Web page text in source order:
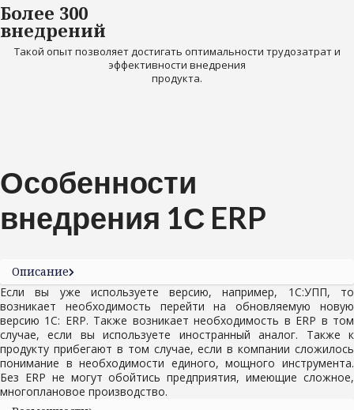
Более 300
внедрений
Такой опыт позволяет достигать оптимальности трудозатрат и
эффективности внедрения
продукта.
Особенности
внедрения 1С ERP
Описание
Если вы уже используете версию, например, 1С:УПП, то
возникает необходимость перейти на обновляемую новую
версию 1С: ERP. Также возникает необходимость в ERP в том
случае, если вы используете иностранный аналог. Также к
продукту прибегают в том случае, если в компании сложилось
понимание в необходимости единого, мощного инструмента.
Без ERP не могут обойтись предприятия, имеющие сложное,
многоплановое производство.